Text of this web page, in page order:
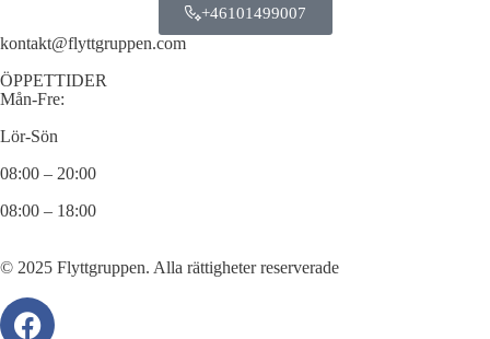
+46101499007
kontakt@flyttgruppen.com
ÖPPETTIDER
Mån-Fre:
Lör-Sön
08:00 – 20:00
08:00 – 18:00
© 2025 Flyttgruppen. Alla rättigheter reserverade